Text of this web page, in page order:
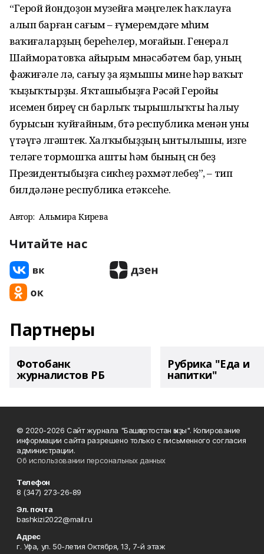
“Герой йондоҙон музейға мәңгелек һаҡлауға
алып барған сағым – ғүмеремдәге мөһим
ваҡиғаларҙың береһелер, моғайын. Генерал
Шайморатовҡа айырым мөнәсәбәтем бар, уның
фажиғәле лә, сағыу ҙа яҙмышы мине һәр ваҡыт
ҡыҙыҡтырҙы. Яҡташыбыҙға Рәсәй Геройы
исемен биреү өсөн барлыҡ тырышлыҡты һалыу
бурысын ҡуйғайным, бөтә республика менән уны
үтәүгә өлгәштек. Халҡыбыҙҙың ынтылышы, изге
теләге тормошҡа ашты һәм бының өсөн беҙ
Президентыбыҙға сикһеҙ рәхмәтлебеҙ”, – тип
билдәләне республика етәксеһе.
Автор: Альмира Кирәева
Читайте нас
Партнеры
Фотобанк
журналистов РБ
Рубрика "Еда и
напитки"
© 2020-2026 Сайт журнала "Башҡортостан ҡыҙы". Копирование
информации сайта разрешено только с письменного согласия
администрации.
Об использовании персональных данных
Телефон
8 (347) 273-26-89
Эл. почта
bashkizi2022@mail.ru
Адрес
г. Уфа, ул. 50-летия Октября, 13, 7-й этаж